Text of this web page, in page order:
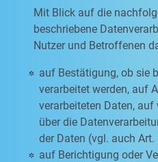
Mit Blick auf die
beschriebene
Nutzer und Betroffenen
auf Bestätigung, ob sie
verarbeitet werden, auf
verarbeiteten Daten,
über die
der Daten (vgl. auch Art.
auf Berichtigung oder